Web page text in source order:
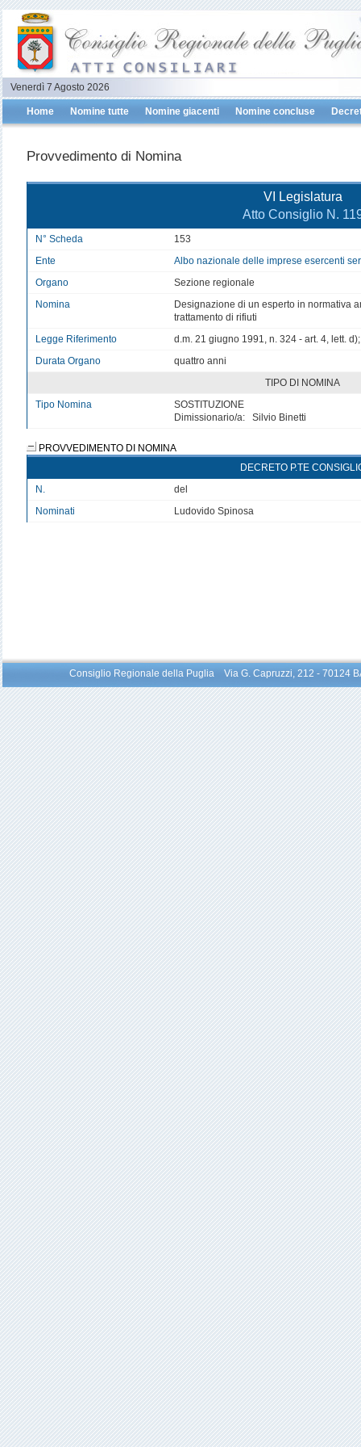
Venerdì 7 Agosto 2026
Home Nomine tutte Nomine giacenti Nomine concluse
Provvedimento di Nomina
VI Legislatura
Atto Consiglio N.
N° Scheda
153
Ente
Albo nazionale delle imprese esercenti
Organo
Sezione regionale
Nomina
Designazione di un esperto in normativa
trattamento di rifiuti
Legge Riferimento
d.m. 21 giugno 1991, n. 324 - art. 4, lett.
Durata Organo
quattro anni
TIPO DI NOMINA
Tipo Nomina
SOSTITUZIONE
Dimissionario/a: Silvio Binetti
PROVVEDIMENTO DI NOMINA
DECRETO P.TE
N.
del
Nominati
Ludovido Spinosa
Consiglio Regionale della Puglia Via G. Capruzzi, 212 -